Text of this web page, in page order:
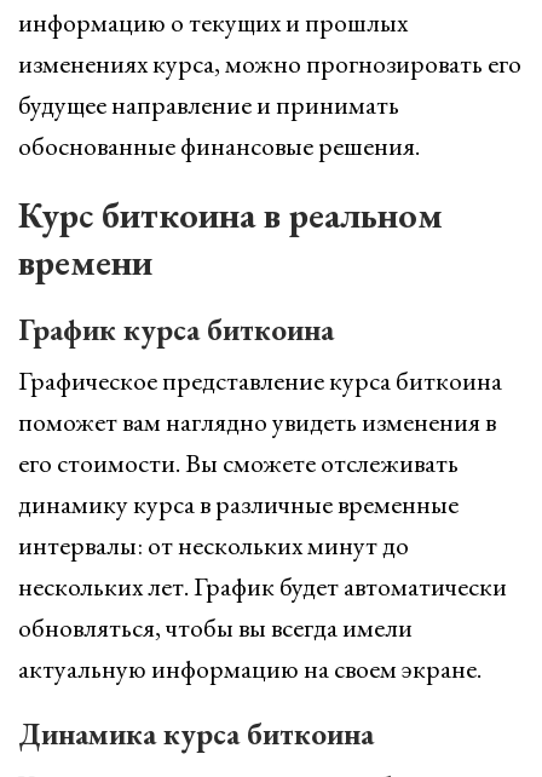
информацию о текущих и прошлых
изменениях курса, можно прогнозировать его
будущее направление и принимать
обоснованные финансовые решения.
Курс биткоина в реальном
времени
График курса биткоина
Графическое представление курса биткоина
поможет вам наглядно увидеть изменения в
его стоимости. Вы сможете отслеживать
динамику курса в различные временные
интервалы: от нескольких минут до
нескольких лет. График будет автоматически
обновляться, чтобы вы всегда имели
актуальную информацию на своем экране.
Динамика курса биткоина